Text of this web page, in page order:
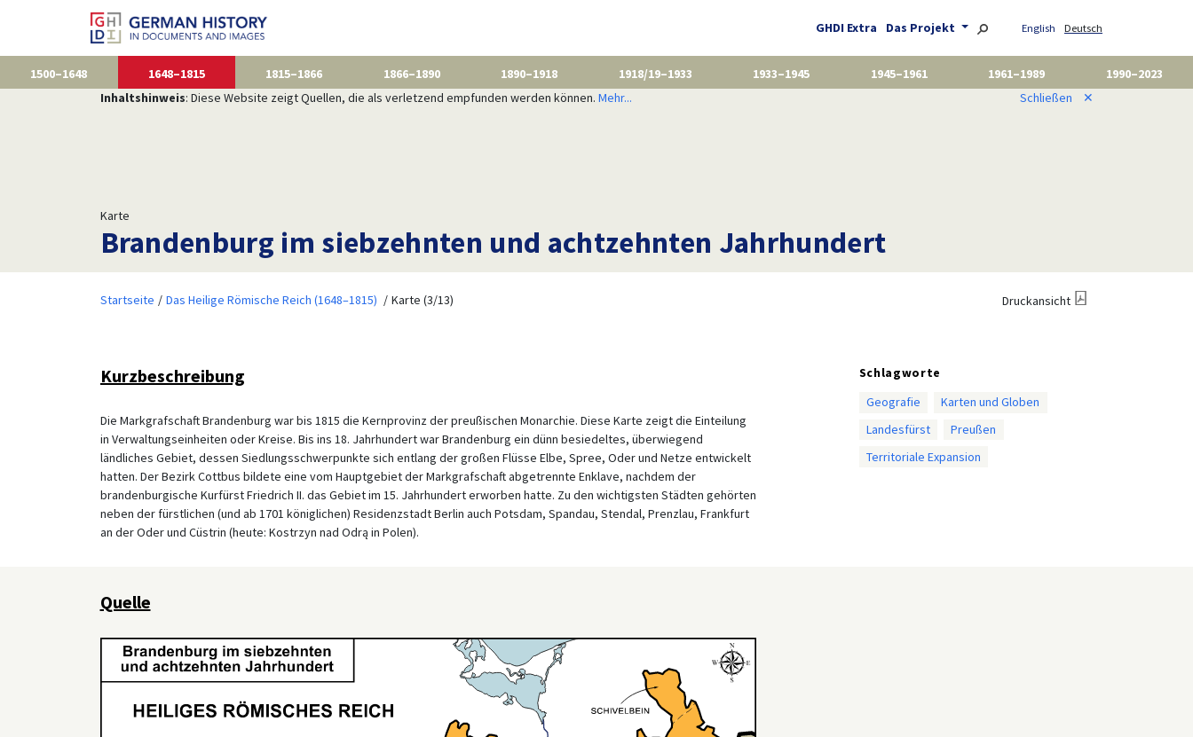
GHDI Extra Das Projekt English Deutsch
1500–1648 1648–1815 1815–1866 1866–1890 1890–1918 1918/19–1933 1933–1945 1945–1961 1961–1989
1990–2023
Inhaltshinweis: Diese Website zeigt Quellen, die als verletzend empfunden werden können. Mehr... Schließen ✕
Karte
Brandenburg im siebzehnten und achtzehnten Jahrhundert
Startseite Das Heilige Römische Reich (1648–1815) Karte (3/13) Druckansicht
Kurzbeschreibung
Die Markgrafschaft Brandenburg war bis 1815 die Kernprovinz der preußischen Monarchie. Diese Karte zeigt die Einteilung
in Verwaltungseinheiten oder Kreise. Bis ins 18. Jahrhundert war Brandenburg ein dünn besiedeltes, überwiegend
ländliches Gebiet, dessen Siedlungsschwerpunkte sich entlang der großen Flüsse Elbe, Spree, Oder und Netze entwickelt
hatten. Der Bezirk Cottbus bildete eine vom Hauptgebiet der Markgrafschaft abgetrennte Enklave, nachdem der
brandenburgische Kurfürst Friedrich II. das Gebiet im 15. Jahrhundert erworben hatte. Zu den wichtigsten Städten gehörten
neben der fürstlichen (und ab 1701 königlichen) Residenzstadt Berlin auch Potsdam, Spandau, Stendal, Prenzlau, Frankfurt
an der Oder und Cüstrin (heute: Kostrzyn nad Odrą in Polen).
Schlagworte
Geografie
Karten und Globen
Landesfürst
Preußen
Territoriale Expansion
Quelle